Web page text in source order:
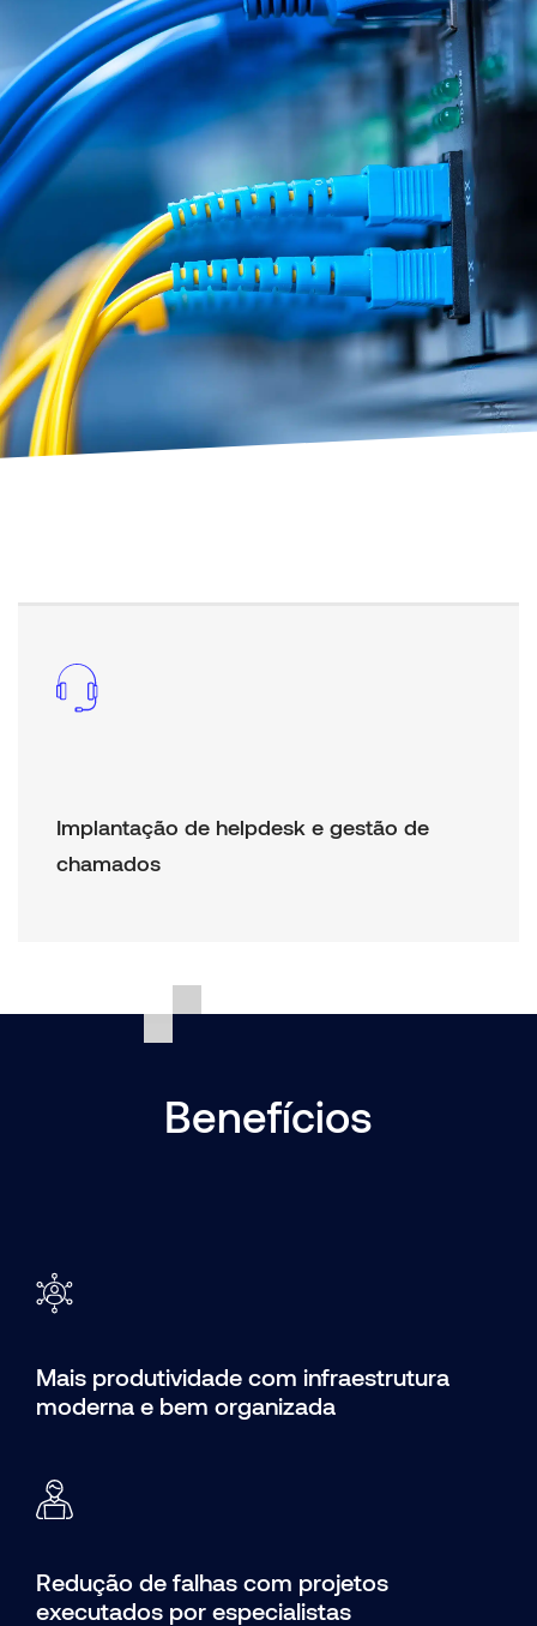
Implantação de helpdesk e gestão de
chamados
Benefícios
Mais produtividade com infraestrutura
moderna e bem organizada
Redução de falhas com projetos
executados por especialistas